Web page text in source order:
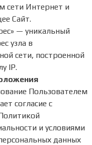
сети Интернет и
Сайт.
— уникальный
узла в
сети, построенной
IP.
Пользователем
согласие с
и условиями
данных